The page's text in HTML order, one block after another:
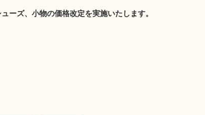
ーズ、小物の価格改定を実施いたします。